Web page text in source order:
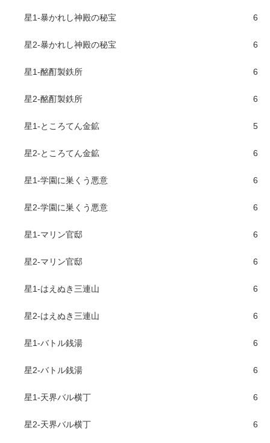
星1-暴かれし神殿の秘宝 6
星2-暴かれし神殿の秘宝 6
星1-酩酊製鉄所 6
星2-酩酊製鉄所 6
星1-ところてん金鉱 5
星2-ところてん金鉱 6
星1-学園に巣くう悪意 6
星2-学園に巣くう悪意 6
星1-マリン官邸 6
星2-マリン官邸 6
星1-はえぬき三連山 6
星2-はえぬき三連山 6
星1-バトル銭湯 6
星2-バトル銭湯 6
星1-天界バル横丁 6
星2-天界バル横丁 6